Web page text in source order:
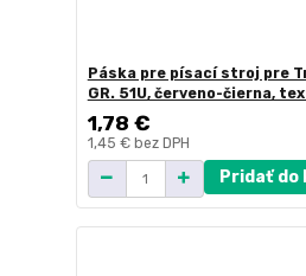
Páska pre písací stroj pre
GR. 51U, červeno-čierna,
1,78 €
1,45 € bez DPH
Pridať do